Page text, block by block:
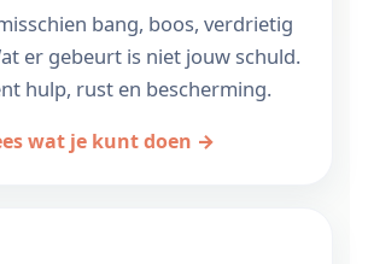
bang, boos, verdrietig
er gebeurt is niet jouw schuld.
hulp, rust en bescherming.
wat je kunt doen →